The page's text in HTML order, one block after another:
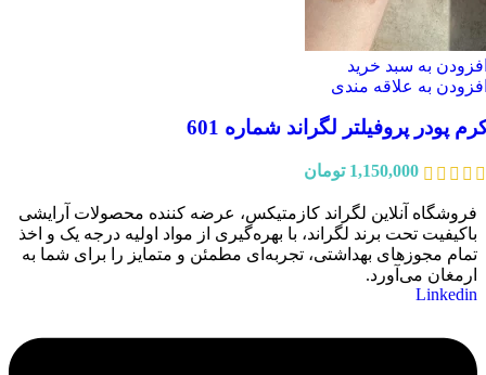
به سبد خرید
به علاقه مندی
پودر پروفیلتر لگراند شماره 601
1,150,000 تومان
فروشگاه آنلاین لگراند کازمتیکس، عرضه‌ کننده محصولات آرایشی
باکیفیت تحت برند لگراند، با بهره‌گیری از مواد اولیه درجه یک و اخذ
تمام مجوزهای بهداشتی، تجربه‌ای مطمئن و متمایز را برای شما به
ارمغان می‌آورد.
Linkedin